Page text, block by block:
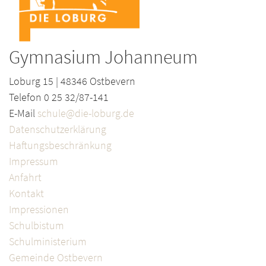
Gymnasium Johanneum
Loburg 15 | 48346 Ostbevern
Telefon 0 25 32/87-141
E-Mail schule@die-loburg.de
Datenschutzerklärung
Haftungsbeschränkung
Impressum
Anfahrt
Kontakt
Impressionen
Schulbistum
Schulministerium
Gemeinde Ostbevern